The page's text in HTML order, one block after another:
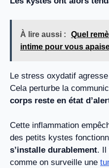
À lire aussi :
Quel
intime pour vous
Le stress oxydatif
Cela perturbe la
corps reste en état
Cette inflammation
des petits kystes
s’installe durablement. Il
comme on surveille une